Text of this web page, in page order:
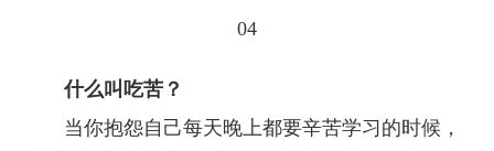
04
什么叫吃苦？
当你抱怨自己每天晚上都要辛苦学习的时候，